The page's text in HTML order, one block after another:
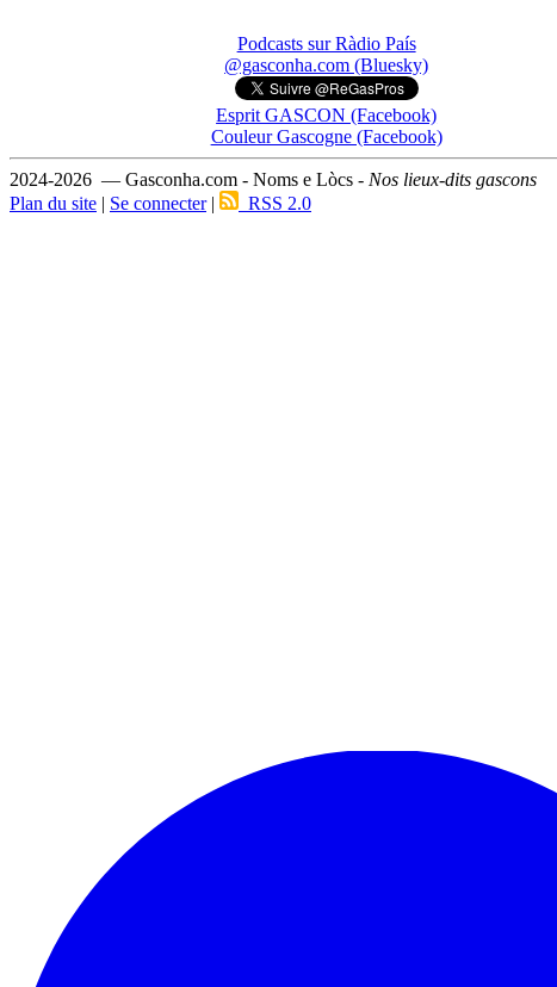
Podcasts sur Ràdio País
@gasconha.com (Bluesky)
Esprit GASCON (Facebook)
Couleur Gascogne (Facebook)
2024-2026 — Gasconha.com - Noms e Lòcs - Nos lieux-dits gascons
Plan du site | Se connecter| RSS 2.0